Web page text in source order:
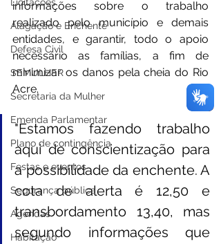
Alagação e Enchente
Defesa Civil
SEMULHER
Secretaria da Mulher
Emenda Parlamentar
Plano de contingência
Festas e eventos
Segurança pública
Agendas
Habitação
informações sobre o trabalho
realizado pelo município e demais
entidades, e garantir, todo o apoio
necessário as famílias, a fim de
minimizar os danos pela cheia do Rio
Acre.
"Estamos fazendo trabalho
aqui de conscientização para
a possibilidade da enchente. A
cota de alerta é 12,50 e
transbordamento 13,40, mas
segundo informações que